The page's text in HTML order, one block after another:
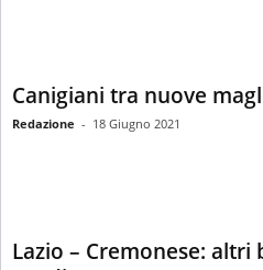
Canigiani tra nuove
Redazione - 18 Giugno 2021
Lazio – Cremonese: altri